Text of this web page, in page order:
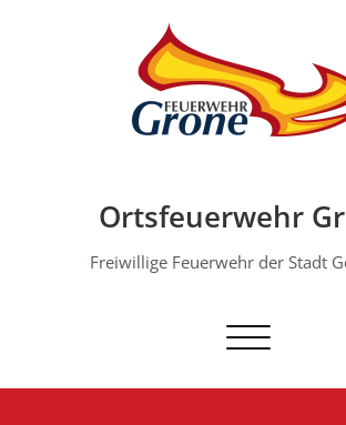
Ortsfeuerwehr
Freiwillige Feuerwehr der Stadt
Schalte